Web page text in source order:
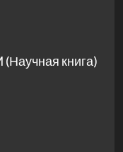
(Научная книга)